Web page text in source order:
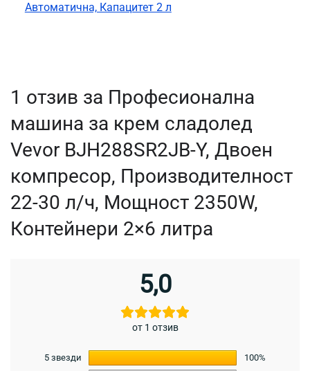
Автоматична, Капацитет 2 л
1 отзив за Професионална
машина за крем сладолед
Vevor BJH288SR2JB-Y, Двоен
компресор, Производителност
22-30 л/ч, Мощност 2350W,
Контейнери 2×6 литра
5,0
от 1 отзив
5 звезди
100%